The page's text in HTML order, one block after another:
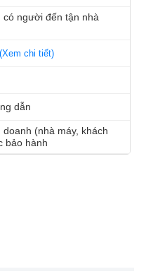
, có người đến tận nhà
(Xem chi tiết)
dẫn
(nhà máy, khách
bảo hành